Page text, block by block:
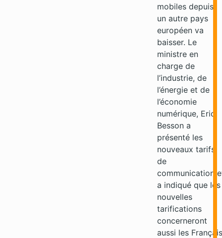
mobiles depuis
un autre pays
européen va
baisser. Le
ministre en
charge de
l’industrie, de
l’énergie et de
l’économie
numérique, Eric
Besson a
présenté les
nouveaux tarifs
de
communication
a indiqué que les
nouvelles
tarifications
concerneront
aussi les Français